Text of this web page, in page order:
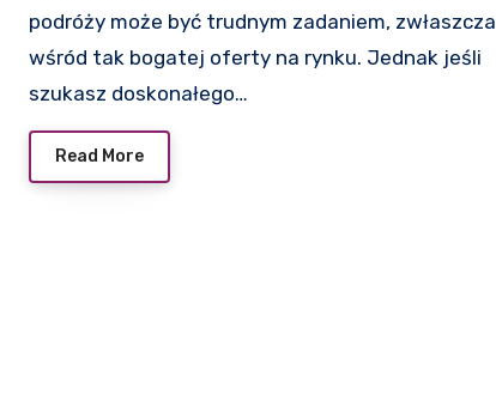
podróży może być trudnym zadaniem, zwłaszcza
wśród tak bogatej oferty na rynku. Jednak jeśli
szukasz doskonałego…
Read More